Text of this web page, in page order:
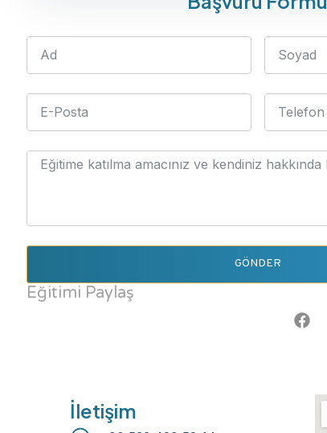
GÖNDER
Eğitimi Paylaş
İletişim